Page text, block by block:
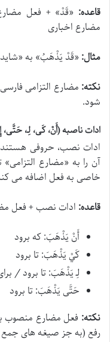
قاعده: «قَدْ» + فعل
مضارع اخباری
مثال:«قَدْ یَذْهَبُ» به
نکته: مضارع التزامی
شود.
ادات ناصبه (أَنْ، کَی، لِ‍ـ،
ادات نصب، حروفی
آن را به «مضارع
خاصی به فعل اضافه می
قاعده: ادات نصب + فعل
أَنْ یَذْهَبَ: که برود
کَيْ یَذْهَبَ: تا برود
لِ‍ـ یَذْهَبَ: تا برود /
حَتَّی یَذْهَبَ: تا برود
نکته: فعل مضارع منصوب
رفع (به جز صیغه های